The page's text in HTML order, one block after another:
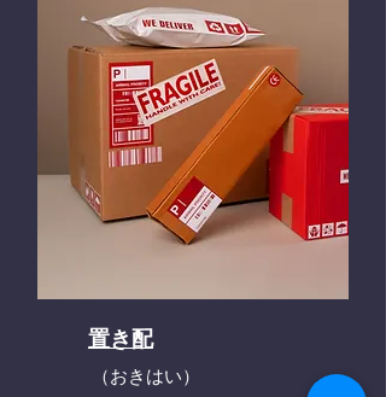
置き配
（おきはい）